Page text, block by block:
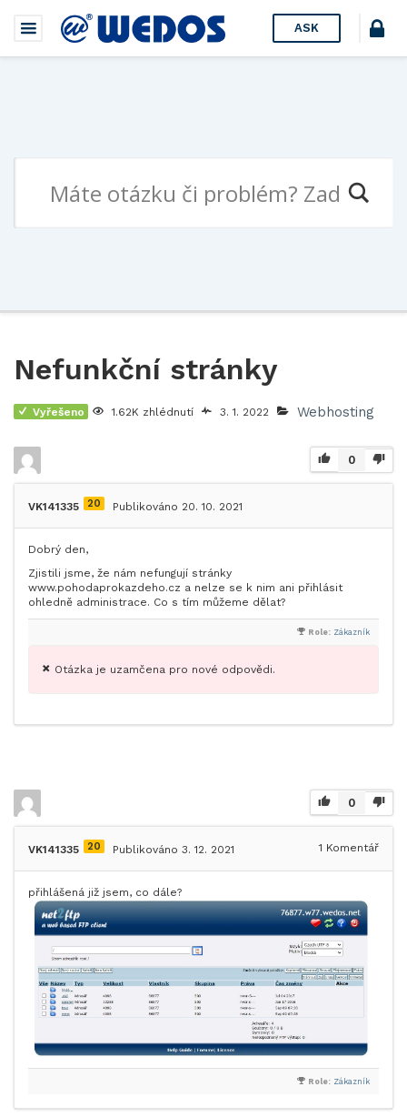
ASK
Nefunkční stránky
Vyřešeno 1.62K zhlédnutí 3. 1. 2022 Webhosting
0
VK141335 20 Publikováno 20. 10. 2021
Dobrý den,
Zjistili jsme, že nám nefungují stránky
www.pohodaprokazdeho.cz a nelze se k nim ani přihlásit
ohledně administrace. Co s tím můžeme dělat?
Role: Zákazník
Otázka je uzamčena pro nové odpovědi.
0
VK141335 20 Publikováno 3. 12. 2021 1 Komentář
přihlášená již jsem, co dále?
Role: Zákazník